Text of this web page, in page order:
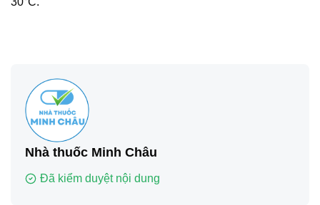
Nhà thuốc Minh Châu
Đã kiểm duyệt nội dung